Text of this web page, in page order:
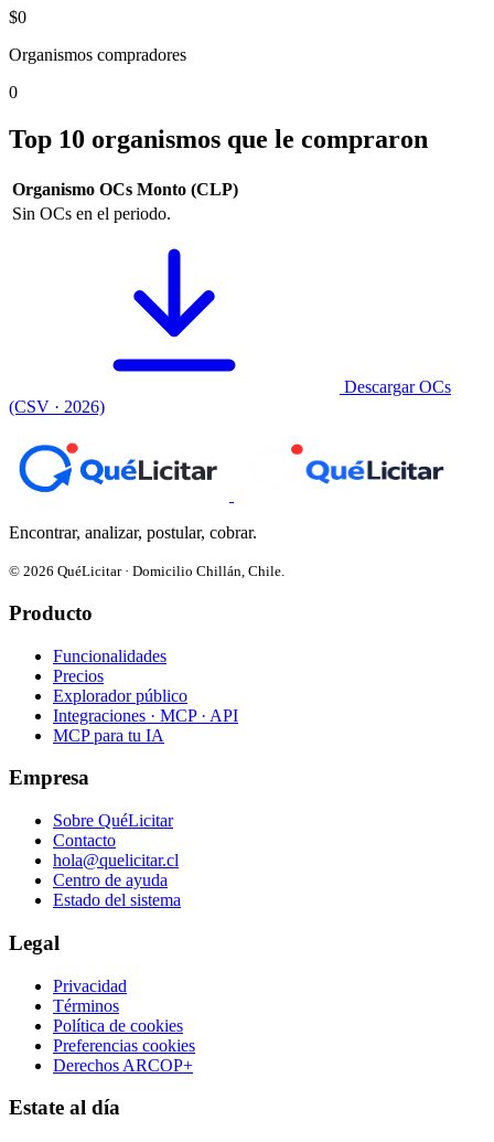
$0
Organismos compradores
0
Top 10 organismos que le compraron
Organismo OCs Monto (CLP)
Sin OCs en el periodo.
Descargar OCs
(CSV · 2026)
Encontrar, analizar, postular, cobrar.
© 2026 QuéLicitar · Domicilio Chillán, Chile.
Producto
Funcionalidades
Precios
Explorador público
Integraciones · MCP · API
MCP para tu IA
Empresa
Sobre QuéLicitar
Contacto
hola@quelicitar.cl
Centro de ayuda
Estado del sistema
Legal
Privacidad
Términos
Política de cookies
Preferencias cookies
Derechos ARCOP+
Estate al día